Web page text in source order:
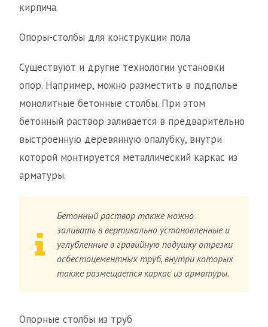
кирпича.
Опоры-столбы для конструкции пола
Существуют и другие технологии установки
опор. Например, можно разместить в подполье
монолитные бетонные столбы. При этом
бетонный раствор заливается в предварительно
выстроенную деревянную опалубку, внутри
которой монтируется металлический каркас из
арматуры.
Бетонный раствор также можно
заливать в вертикально установленные и
углубленные в гравийную подушку отрезки
асбестоцементных труб, внутри которых
также размещается каркас из арматуры.
Опорные столбы из труб